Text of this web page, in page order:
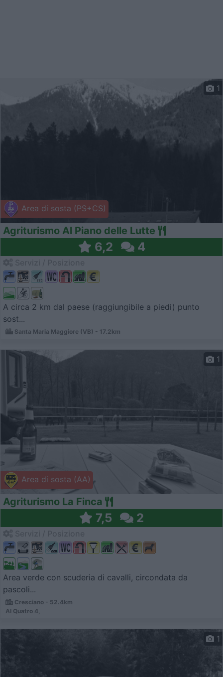
Area di sosta (PS+CS)
1
Agriturismo Al Piano delle Lutte
6,2 4
A circa 2 km dal paese (raggiungibile a piedi) punto
sost...
Santa Maria Maggiore (VB) - 17.2km
Area di sosta (AA)
1
Agriturismo La Finca
7,5 2
Area verde con scuderia di cavalli, circondata da
pascoli...
Cresciano - 52.4km
Al Quatro 4,
1